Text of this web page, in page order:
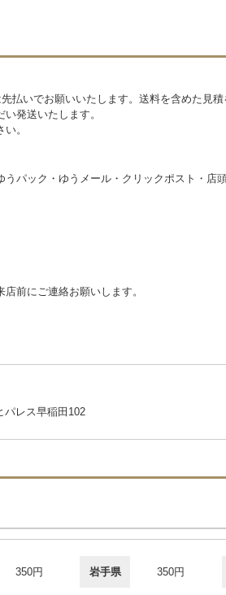
払いでお願いいたします。送料を含めた見
発送いたします。
。
パック・ゆうメール・クリックポスト・店
前にご連絡お願いします。
レス早稲田102
350円 岩手県 350円